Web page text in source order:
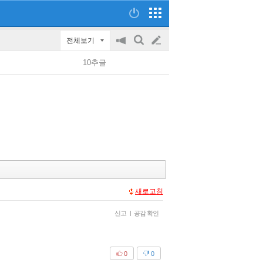
전체보기
공
on/off
검
글
쓰
10추글
새로고침
신고 | 공감 확인
0
0